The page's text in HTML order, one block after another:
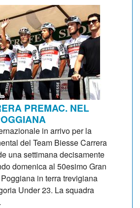
PREMAC. NEL
in arrivo per la
del Team Biesse Carrera
una settimana decisamente
domenica al 50esimo Gran
in terra trevigiana
Under 23. La squadra